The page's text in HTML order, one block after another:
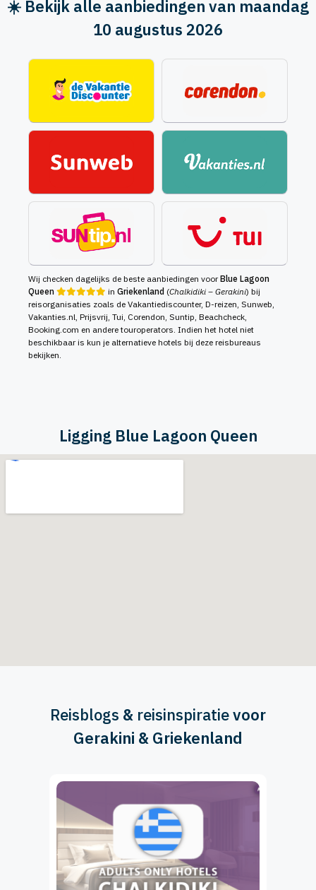
☀️ Bekijk alle aanbiedingen van maandag
10 augustus 2026
Wij checken dagelijks de beste aanbiedingen voorBlue Lagoon
Queen
in Griekenland (Chalkidiki – Gerakini) bij
reisorganisaties zoals de Vakantiediscounter, D-reizen, Sunweb,
Vakanties.nl, Prijsvrij, Tui, Corendon, Suntip, Beachcheck,
Booking.com en andere touroperators. Indien het hotel niet
beschikbaar is kun je alternatieve hotels bij deze reisbureaus
bekijken.
Ligging Blue Lagoon Queen
Reisblogs & reisinspiratievoor
Gerakini & Griekenland